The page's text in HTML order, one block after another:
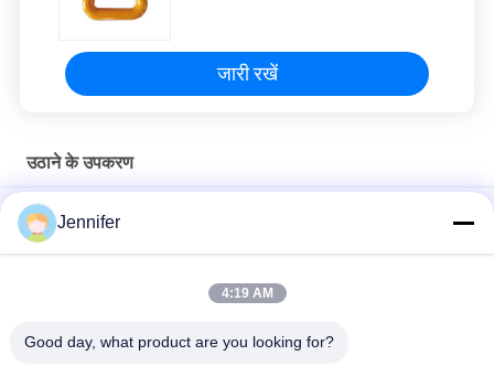
जारी रखें
उठाने के उपकरण
औद्योगिक लीवर ब्लॉक रैचेट लीवर लिफ्ट के साथ G80 लोड चेन CE अनुमोदित
सीई अनुमोदित लीवर ब्लॉक 0.75 टन से 9 टन क्षमता वाली मिश्र धातु इस्पात श्रृंखला
Jennifer
4:19 AM
Good day, what product are you looking for?